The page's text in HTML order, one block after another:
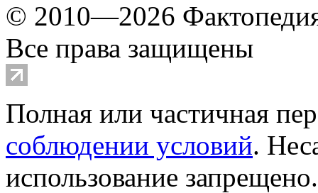
© 2010—2026
Все права защищены
Полная или частичная
соблюдении условий.
использование